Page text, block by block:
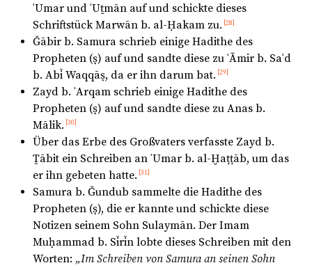
ʿUmar und ʿUṯmān auf und schickte dieses
Schriftstück Marwān b. al-Ḥakam zu. [28]
Ǧābir b. Samura schrieb einige Hadithe des
Propheten (ṣ) auf und sandte diese zu ʿĀmir b. Saʿd
b. Abī Waqqāṣ, da er ihn darum bat. [29]
Zayd b. ʾArqam schrieb einige Hadithe des
Propheten (ṣ) auf und sandte diese zu Anas b.
Mālik. [30]
Über das Erbe des Großvaters verfasste Zayd b.
Ṯābit ein Schreiben an ʿUmar b. al-Ḫaṭṭāb, um das
er ihn gebeten hatte. [31]
Samura b. Ǧundub sammelte die Hadithe des
Propheten (ṣ), die er kannte und schickte diese
Notizen seinem Sohn Sulaymān. Der Imam
Muḥammad b. Sīrīn lobte dieses Schreiben mit den
Worten: „Im Schreiben von Samura an seinen Sohn